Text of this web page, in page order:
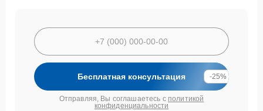
Бесплатная консультация -25%
Отправляя, Вы соглашаетесь с политикой
конфиденциальности